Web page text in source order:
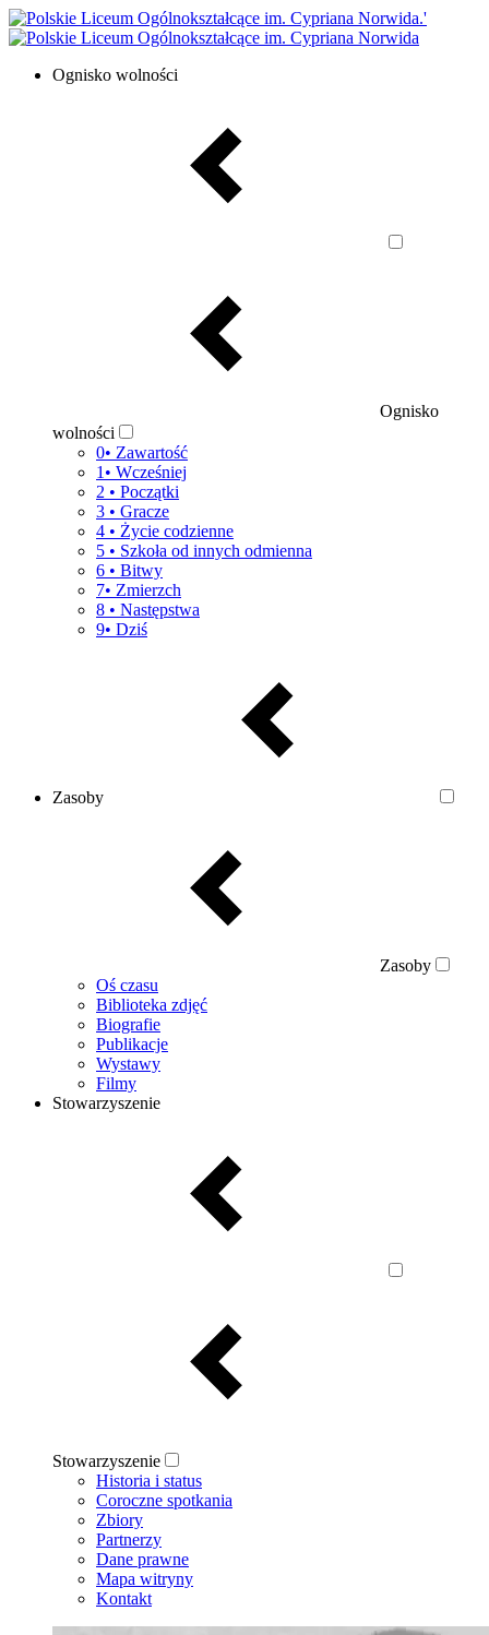
Ognisko wolności
Ognisko
wolności
0• Zawartość
1• Wcześniej
2 • Początki
3 • Gracze
4 • Życie codzienne
5 • Szkoła od innych odmienna
6 • Bitwy
7• Zmierzch
8 • Następstwa
9• Dziś
Zasoby
Zasoby
Oś czasu
Biblioteka zdjęć
Biografie
Publikacje
Wystawy
Filmy
Stowarzyszenie
Stowarzyszenie
Historia i status
Coroczne spotkania
Zbiory
Partnerzy
Dane prawne
Mapa witryny
Kontakt